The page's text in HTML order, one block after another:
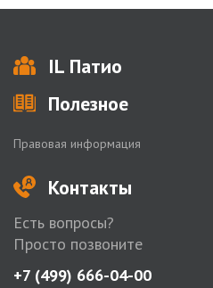
IL Патио
Полезное
Правовая информация
Контакты
Есть вопросы?
Просто позвоните
+7 (499) 666-04-00